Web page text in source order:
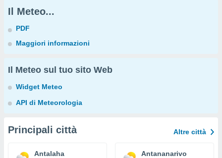
Il Meteo...
PDF
Maggiori informazioni
Il Meteo sul tuo sito Web
Widget Meteo
API di Meteorologia
Principali città Altre città
Antalaha Antananarivo